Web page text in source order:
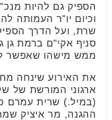
הספיק גם להיות
וכיום יו"ר העמותה
סניף אקי"ם ברמת גן
ממש מישהו שאפשר
את האירוע שינחה
ארגוני המורשת של
(במיל.) שרית עמרם
ההגנה, מר איציק